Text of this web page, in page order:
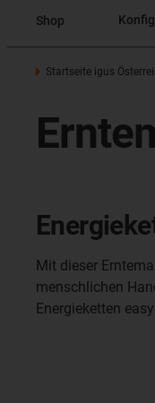
Shop
Startseite igus
Mit dieser
menschlichen
Energieketten